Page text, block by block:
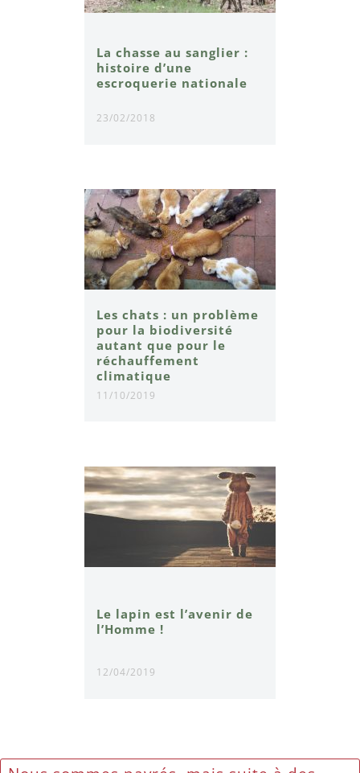
La chasse au sanglier :
histoire d’une
escroquerie nationale
23/02/2018
Les chats : un problème
pour la biodiversité
autant que pour le
réchauffement
climatique
11/10/2019
Le lapin est l’avenir de
l’Homme !
12/04/2019